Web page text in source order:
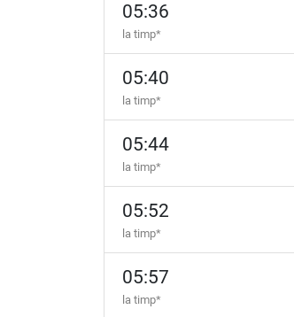
05:36
la timp*
05:40
la timp*
05:44
la timp*
05:52
la timp*
05:57
la timp*